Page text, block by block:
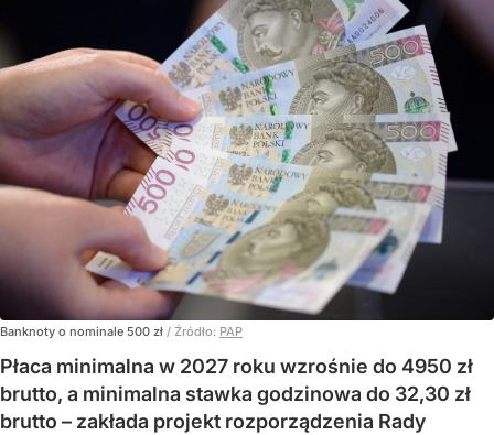
Banknoty o nominale 500 zł / Źródło: PAP
Płaca minimalna w 2027 roku wzrośnie do 4950 zł
brutto, a minimalna stawka godzinowa do 32,30 zł
brutto – zakłada projekt rozporządzenia Rady